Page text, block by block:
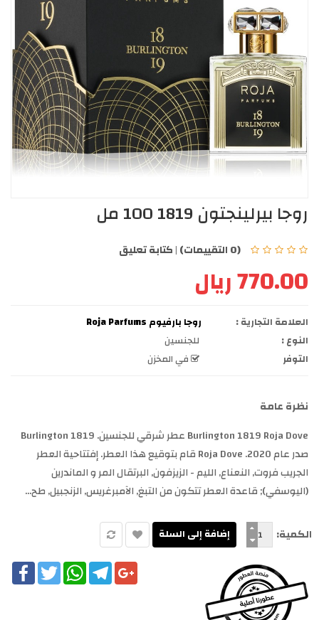
روجا بيرلينجتون 1819 100 مل
(0 التقييمات) |كتابة تعليق
770.00 ريال
العلامة التجارية :
روجا بارفيوم Roja Parfums
النوع :
للجنسين
التوفر
في المخزن
نظرة عامة
Burlington 1819 Roja Dove عطر شرقي للجنسين. Burlington 1819
صدر عام 2020. Roja Dove قام بتوقيع هذا العطر. إفتتاحية العطر
الجريب فروت, النعناع, الليم - الزيزفون, البرتقال المر و الماندرين
(اليوسفي); قاعدة العطر تتكون من التبغ, الآمبرغريس, الزنجبيل, طح...
الكمية:
Twitter
WhatsAppTelegramGoogle+